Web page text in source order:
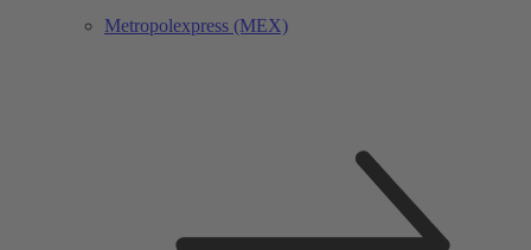
Metropolexpress (MEX)